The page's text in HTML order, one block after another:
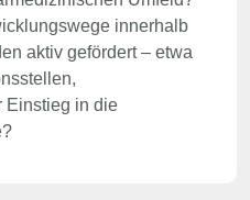
innerhalb
aktiv gefördert – etwa
Einstieg in die